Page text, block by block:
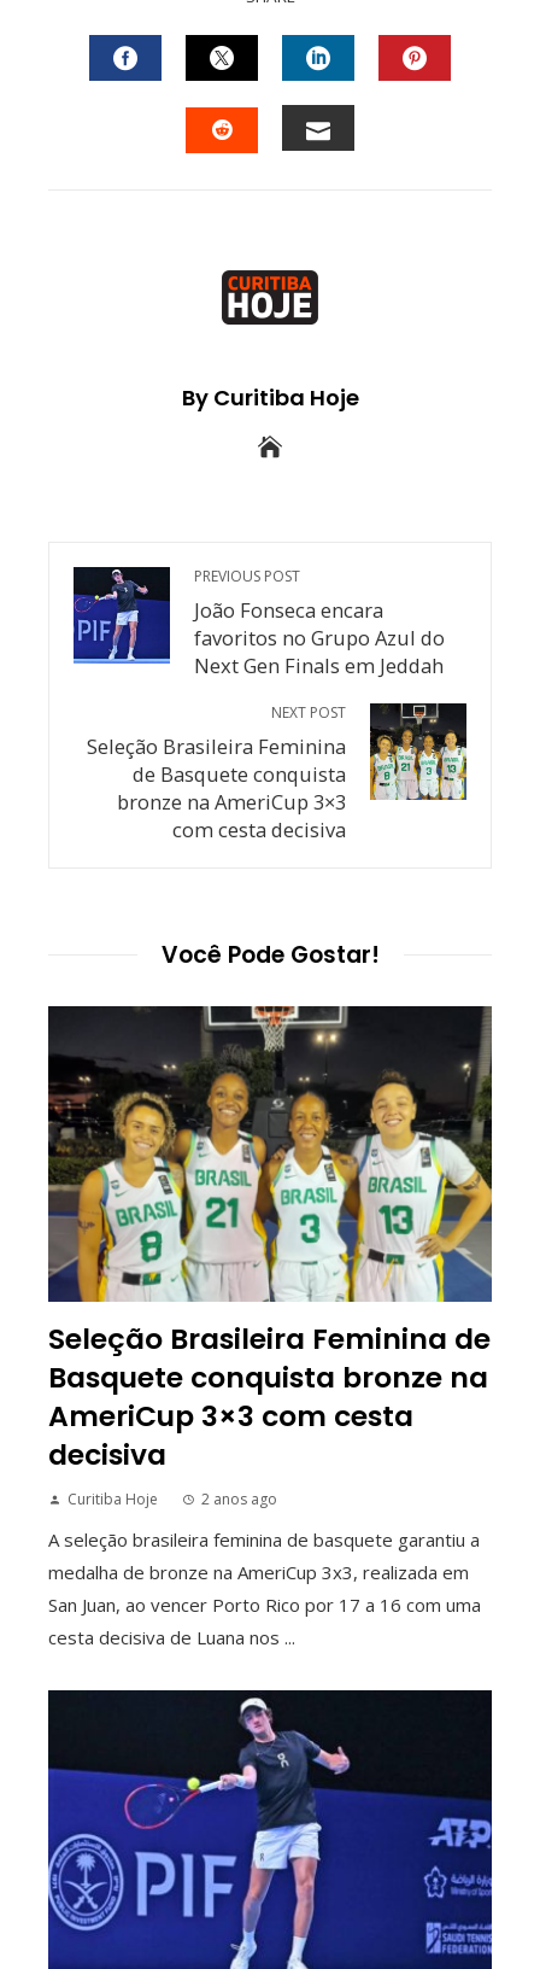
FACEBOOKTWITTERLINKEDIN
By Curitiba Hoje
PREVIOUS POST
João Fonseca encara
favoritos no Grupo Azul do
Next Gen Finals em Jeddah
NEXT POST
Seleção Brasileira Feminina
de Basquete conquista
bronze na AmeriCup 3×3
com cesta decisiva
Você Pode Gostar!
Seleção Brasileira Feminina de
Basquete conquista bronze na
AmeriCup 3×3 com cesta
decisiva
Curitiba Hoje 2 anos ago
A seleção brasileira feminina de basquete garantiu a
medalha de bronze na AmeriCup 3x3, realizada em
San Juan, ao vencer Porto Rico por 17 a 16 com uma
cesta decisiva de Luana nos ...